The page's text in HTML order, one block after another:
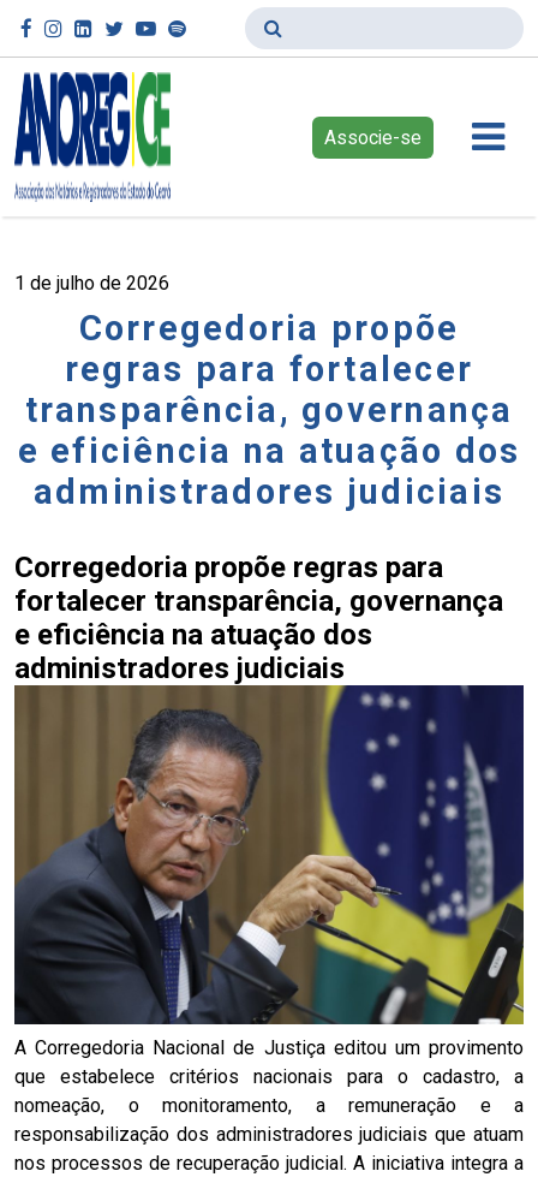
Associe-se
1 de julho de 2026
Corregedoria propõe
regras para fortalecer
transparência, governança
e eficiência na atuação dos
administradores judiciais
Corregedoria propõe regras para
fortalecer transparência, governança
e eficiência na atuação dos
administradores judiciais
A Corregedoria Nacional de Justiça editou um provimento
que estabelece critérios nacionais para o cadastro, a
nomeação, o monitoramento, a remuneração e a
responsabilização dos administradores judiciais que atuam
nos processos de recuperação judicial. A iniciativa integra a